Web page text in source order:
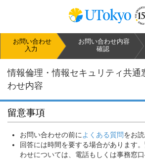
お問い合わせ
入力
お問い合わせ内容
確認
情報倫理・情報セキュリティ共通
わせ内容
留意事項
お問い合わせの前に よくある質問をお
回答には時間を要する場合があります
わせについては、電話もしくは事務窓